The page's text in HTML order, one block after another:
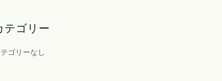
テゴリー
ゴリーなし